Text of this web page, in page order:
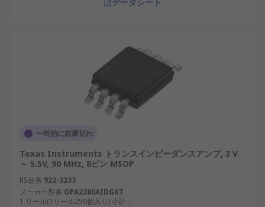
一時的に在庫切れ
Texas Instruments トランスインピーダンスアンプ, 3 V
～ 5.5V, 90 MHz, 8ピン MSOP
RS品番 922-3233
メーカー型番 OPA2380AIDGKT
1 リール(1リール250個入り) 小計：